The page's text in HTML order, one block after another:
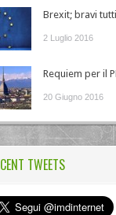
Brexit; bravi
2 Luglio 2016
Requiem per il
20 Giugno 2016
TWEETS